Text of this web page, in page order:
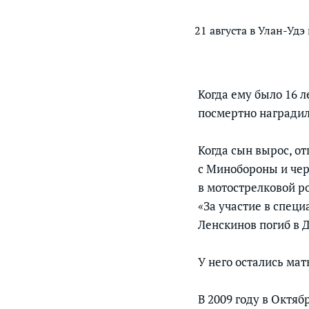
21 августа в Улан-
Когда ему было 16
посмертно
Когда сын вырос,
с Минобороны и
в мотострелковой
«За участие в
Ленскинов погиб в
У него остались
В 2009 году в